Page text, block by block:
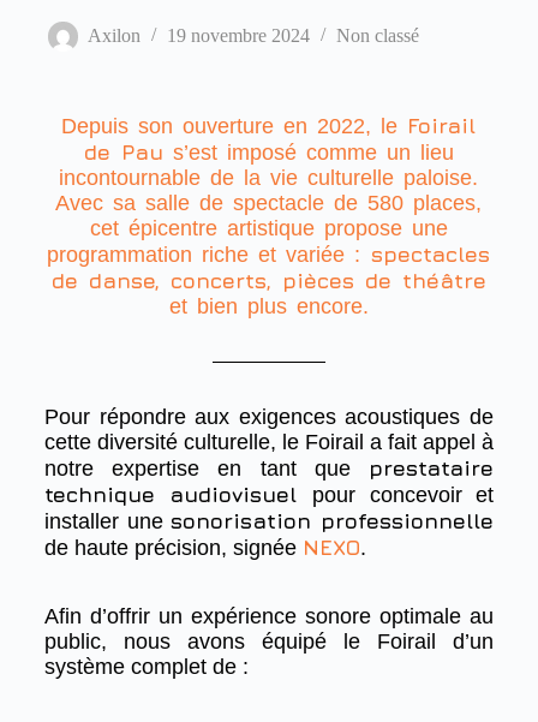
Axilon 19 novembre 2024 Non classé
Depuis son ouverture en 2022, le Foirail
de Pau s’est imposé comme un lieu
incontournable de la vie culturelle paloise.
Avec sa salle de spectacle de 580 places,
cet épicentre artistique propose une
programmation riche et variée : spectacles
de danse, concerts, pièces de théâtre
et bien plus encore.
Pour répondre aux exigences acoustiques de
cette diversité culturelle, le Foirail a fait appel à
notre expertise en tant que prestataire
technique audiovisuel pour concevoir et
installer unesonorisation professionnelle
de haute précision, signée NEXO.
Afin d’offrir un expérience sonore optimale au
public, nous avons équipé le Foirail d’un
système complet de :